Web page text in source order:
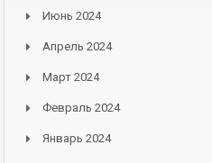
Июнь 2024
Апрель 2024
Март 2024
Февраль 2024
Январь 2024